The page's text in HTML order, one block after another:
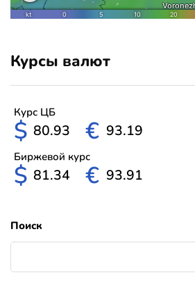
Курсы валют
Курс ЦБ
$ 80.93 € 93.19
Биржевой курс
$ 81.34 € 93.91
Поиск